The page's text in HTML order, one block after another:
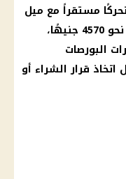
مستقراً مع ميل
طفيف للصعود، حيث يسجل عيار 21 نحو 4570 جنيهًا،
البورصات
اتخاذ قرار الشراء أو